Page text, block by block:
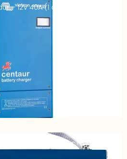
– 12V 40A (1 à 3 sorties)
100Ah – Super Pack – High